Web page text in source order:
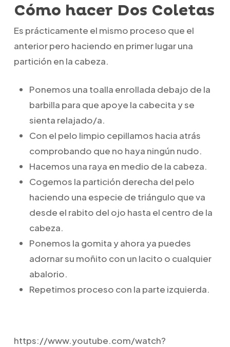
Cómo hacer Dos Coletas
Es prácticamente el mismo proceso que el
anterior pero haciendo en primer lugar una
partición en la cabeza.
Ponemos una toalla enrollada debajo de la
barbilla para que apoye la cabecita y se
sienta relajado/a.
Con el pelo limpio cepillamos hacia atrás
comprobando que no haya ningún nudo.
Hacemos una raya en medio de la cabeza.
Cogemos la partición derecha del pelo
haciendo una especie de triángulo que va
desde el rabito del ojo hasta el centro de la
cabeza.
Ponemos la gomita y ahora ya puedes
adornar su moñito con un lacito o cualquier
abalorio.
Repetimos proceso con la parte izquierda.
https://www.youtube.com/watch?